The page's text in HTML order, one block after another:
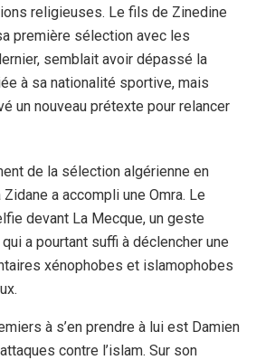
religieuses. Le fils de Zinedine
première sélection avec les
semblait avoir dépassé la
à sa nationalité sportive, mais
un nouveau prétexte pour relancer
de la sélection algérienne en
a accompli une Omra. Le
devant La Mecque, un geste
a pourtant suffi à déclencher une
xénophobes et islamophobes
à s’en prendre à lui est Damien
contre l’islam. Sur son